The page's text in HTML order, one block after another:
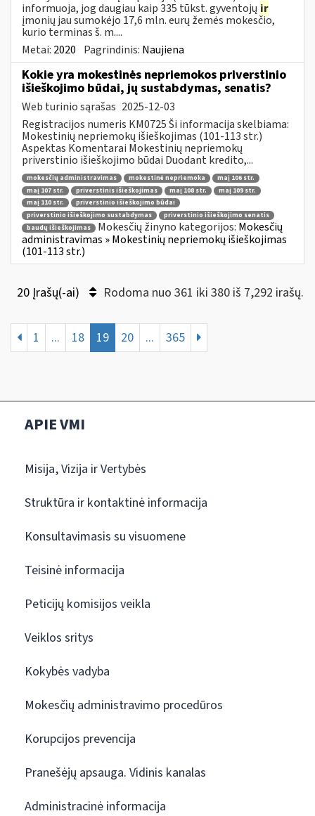
informuoja, jog daugiau kaip 335 tūkst. gyventojų ir
įmonių jau sumokėjo 17,6 mln. eurų žemės mokesčio,
kurio terminas š. m....
Metai: 2020 Pagrindinis: Naujiena
Kokie yra mokestinės nepriemokos priverstinio
išieškojimo būdai, jų sustabdymas, senatis?
Web turinio sąrašas 2025-12-03
Registracijos numeris KM0725 Ši informacija skelbiama:
Mokestinių nepriemokų išieškojimas (101-113 str.)
Aspektas Komentarai Mokestinių nepriemokų
priverstinio išieškojimo būdai Duodant kredito,...
mokesčių administravimas mokestinė nepriemoka
maį 106 str.
maį 107 str.
priverstinis išieškojimas maį 108 str.
maį 109 str.
maį 110 str.
priverstinio išieškojimo būdai
priverstinio išieškojimo sustabdymas
priverstinio išieškojimo senatis
baudų išieškojimas
Mokesčių žinyno kategorijos: Mokesčių
administravimas » Mokestinių nepriemokų išieškojimas
(101-113 str.)
20 Įrašų(-ai) Rodoma nuo 361 iki 380 iš 7,292 irašų.
1 ... 18 19 20 ... 365
APIE VMI
Misija, Vizija ir Vertybės
Struktūra ir kontaktinė informacija
Konsultavimasis su visuomene
Teisinė informacija
Peticijų komisijos veikla
Veiklos sritys
Kokybės vadyba
Mokesčių administravimo procedūros
Korupcijos prevencija
Pranešėjų apsauga. Vidinis kanalas
Administracinė informacija